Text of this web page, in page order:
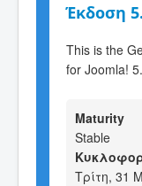
Έκδοση
This is the
for Joomla!
Maturity
Stable
Τρίτη, 31